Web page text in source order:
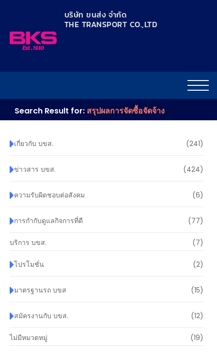
บริษัท ขนส่ง จำกัด
THE TRANSPORT CO.,LTD​
Search Result for: สรุปผลการจัดซื้อจัดจ้าง
เกี่ยวกับ บขส. (241)
ข่าวสาร บขส. (424)
ความรับผิดชอบต่อสังคม (6)
การกำกับดูแลกิจการที่ดี (77)
บริการ บขส. (7)
โปรโมชั่น (2)
มาตรฐานรถ บขส (15)
สมัครงานกับ บขส. (12)
ไม่มีหมวดหมู่ (19)